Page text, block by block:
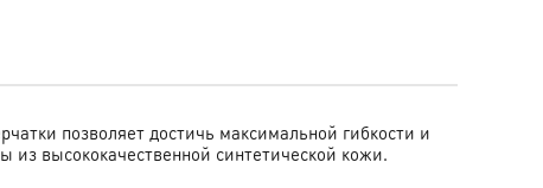
позволяет достичь максимальной гибкости и
высококачественной синтетической кожи.